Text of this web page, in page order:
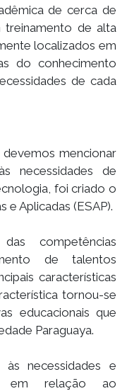
de cerca de
treinamento de alta
localizados em
do conhecimento
de cada
mencionar
necessidades de
foi criado o
e Aplicadas (ESAP).
competências
de talentos
características
tornou-se
educacionais que
Paraguaya.
necessidades e
em relação ao